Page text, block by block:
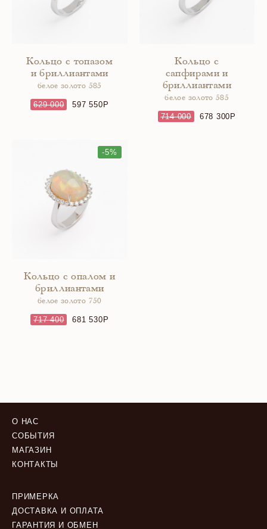
Кольцо с топазом
и бриллиантами
белое золото 585
629 000 597 550
Кольцо с
сапфирами и
бриллиантами
белое золото 585
714 000 678 300
-5%
Кольцо с опалом и
бриллиантами
белое золото 750
717 400 681 530
О НАС
СОБЫТИЯ
МАГАЗИН
КОНТАКТЫ
ПРИМЕРКА
ДОСТАВКА И ОПЛАТА
ГАРАНТИЯ И ОБМЕН